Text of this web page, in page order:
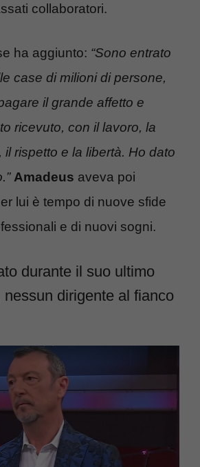
collaboratori.
ha aggiunto: “Sono entrato
case di milioni di persone,
il grande affetto e
ricevuto, con il lavoro, la
il rispetto e la libertà. Ho dato
Amadeus aveva poi
lui è tempo di nuove sfide
e di nuovi sogni.
durante il suo ultimo
nessun dirigente al fianco